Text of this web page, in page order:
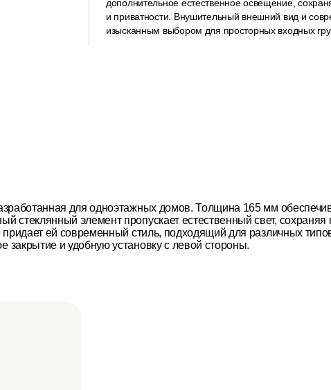
дополнительное естественное освещение,
и приватности. Внушительный внешний вид и
изысканным выбором для просторных входных
для одноэтажных домов. Толщина 165 мм
элемент пропускает естественный свет, сохраняя
ей современный стиль, подходящий для различных
и удобную установку с левой стороны.